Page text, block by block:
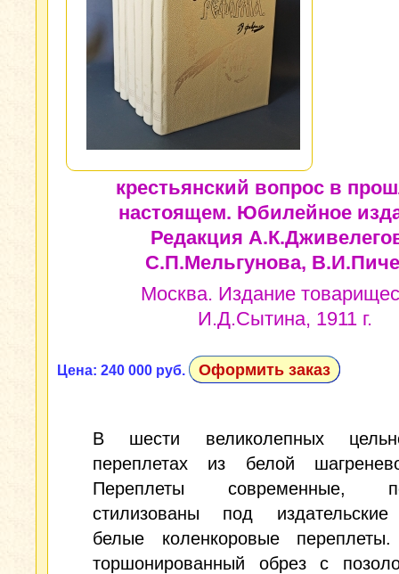
крестьянский вопрос в
настоящем. Юбилейное
Редакция
С.П.Мельгунова,
Москва. Издание
И.Д.Сытина, 1911 г.
Цена: 240 000 руб. Оформить заказ
В шести великолепных
переплетах из белой
Переплеты современные,
стилизованы под издательские
белые коленкоровые
торшонированный обрез с